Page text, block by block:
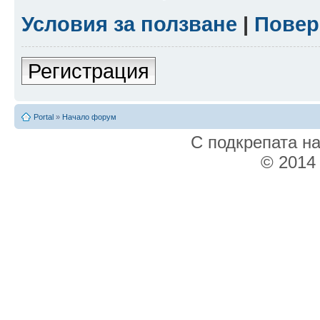
Условия за ползване |
Регистрация
Portal » Начало форум
С подкрепата
© 2014